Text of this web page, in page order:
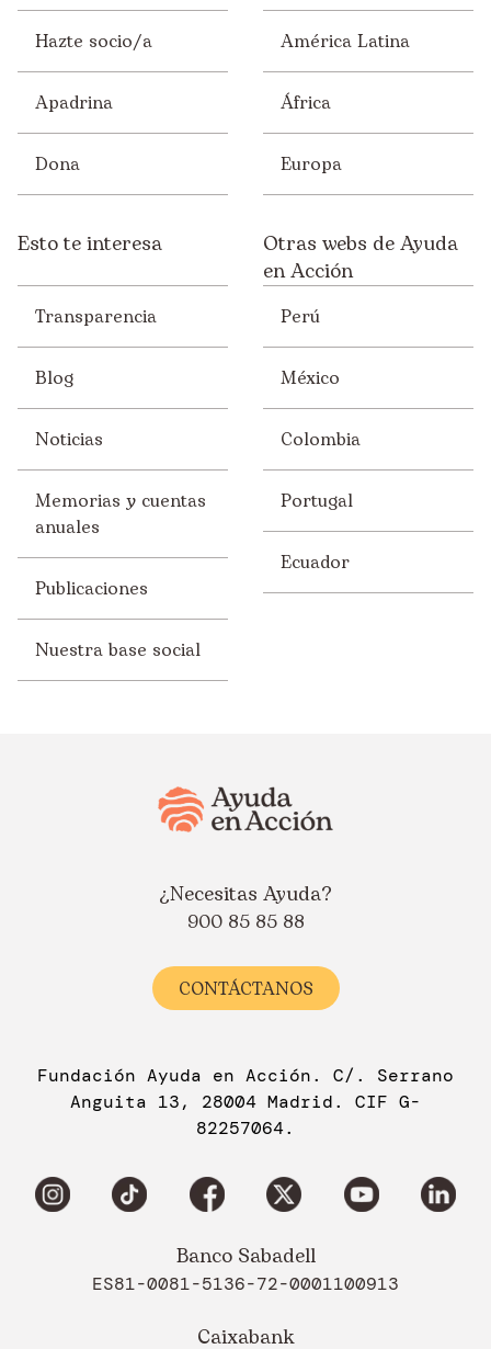
Hazte socio/a
Apadrina
Dona
América Latina
África
Europa
Esto te interesa
Transparencia
Blog
Noticias
Memorias y cuentas
anuales
Publicaciones
Nuestra base social
Otras webs de Ayuda
en Acción
Perú
México
Colombia
Portugal
Ecuador
¿Necesitas Ayuda?
900 85 85 88
CONTÁCTANOS
Fundación Ayuda en Acción. C/. Serrano
Anguita 13, 28004 Madrid. CIF G-
82257064.
Banco Sabadell
ES81-0081-5136-72-0001100913
Caixabank